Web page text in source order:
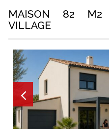
MAISON 82 M2
VILLAGE